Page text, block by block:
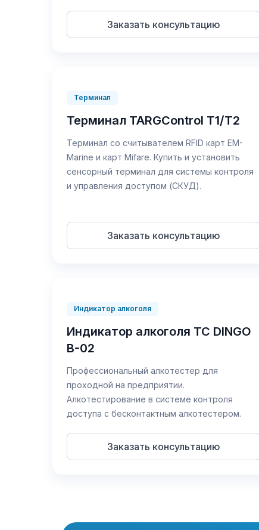
Заказать консультацию
Терминал
Терминал TARGControl T1/T2
Терминал со считывателем RFID карт EM-
Marine и карт Mifare. Купить и установить
сенсорный терминал для системы контроля
и управления доступом (СКУД).
Заказать консультацию
Индикатор алкоголя
Индикатор алкоголя TC DINGO
B-02
Профессиональный алкотестер для
проходной на предприятии.
Алкотестирование в системе контроля
доступа с бесконтактным алкотестером.
Заказать консультацию